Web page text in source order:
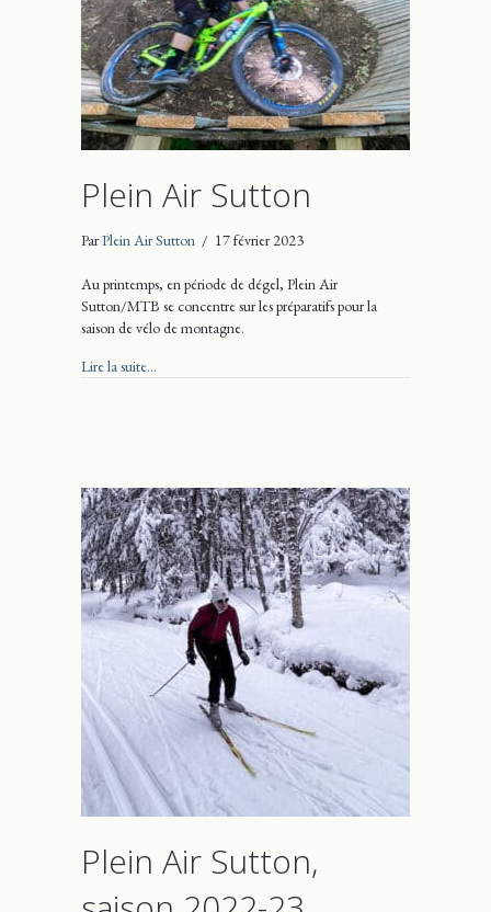
Plein Air Sutton
ParPlein Air Sutton / 17 février 2023
Au printemps, en période de dégel, Plein Air
Sutton/MTB se concentre sur les préparatifs pour la
saison de vélo de montagne.
Lire la suite...
Plein Air Sutton,